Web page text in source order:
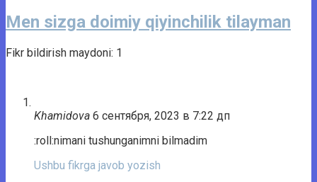
Men sizga doimiy qiyinchilik tilayman
Fikr bildirish maydoni: 1
Khamidova 6 сентября, 2023 в 7:22 дп
:roll:nimani tushunganimni bilmadim
Ushbu fikrga javob yozish